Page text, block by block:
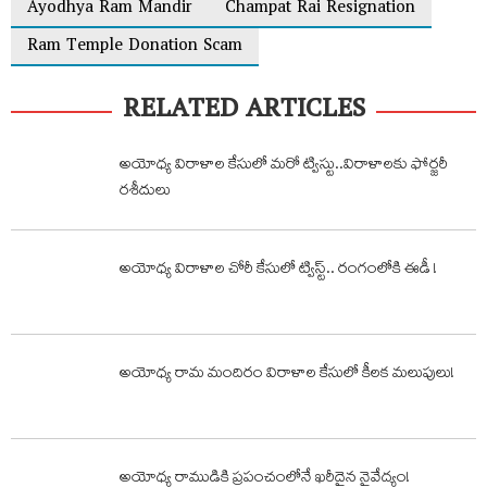
Ayodhya Ram Mandir
Champat Rai Resignation
Ram Temple Donation Scam
RELATED ARTICLES
అయోధ్య విరాళాల కేసులో మరో ట్విస్టు..విరాళాలకు ఫోర్జరీ
రశీదులు
అయోధ్య విరాళాల చోరీ కేసులో ట్విస్ట్‌.. రంగంలోకి ఈడీ !
అయోధ్య రామ మందిరం విరాళాల కేసులో కీలక మలుపులు!
అయోధ్య రాముడికి ప్రపంచంలోనే ఖరీదైన నైవేద్యం!